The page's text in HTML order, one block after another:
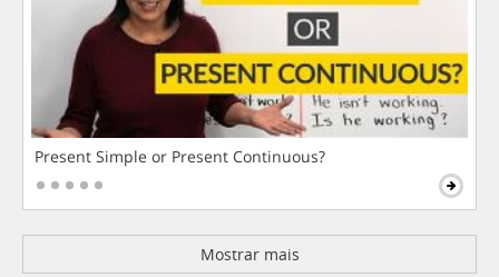
Present Simple or Present Continuous?
Mostrar mais